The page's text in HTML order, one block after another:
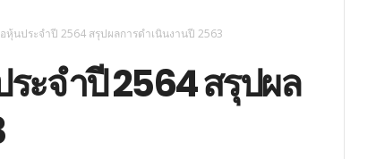
หุ้นประจำปี 2564 สรุปผลการดำเนินงานปี 2563
ะจำปี 2564 สรุปผล